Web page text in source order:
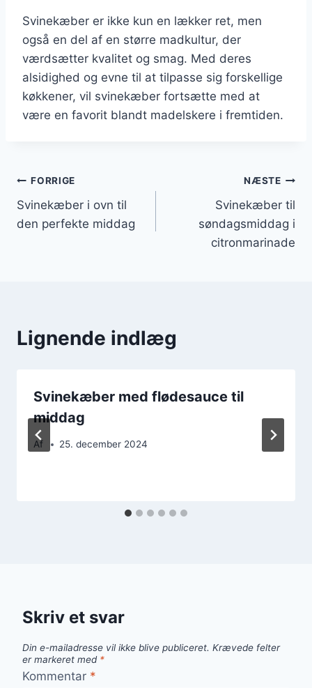
Svinekæber er ikke kun en lækker ret, men
også en del af en større madkultur, der
værdsætter kvalitet og smag. Med deres
alsidighed og evne til at tilpasse sig forskellige
køkkener, vil svinekæber fortsætte med at
være en favorit blandt madelskere i fremtiden.
Indlægsnavigation
FORRIGE
Svinekæber i ovn til
den perfekte middag
NÆSTE
Svinekæber til
søndagsmiddag i
citronmarinade
Lignende indlæg
Svinekæber med flødesauce til
middag
Af 25. december 2024
Skriv et svar
Din e-mailadresse vil ikke blive publiceret. Krævede felter
er markeret med *
Kommentar *